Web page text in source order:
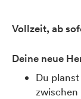
Vollzeit, ab
Deine neue
Du
zwischen